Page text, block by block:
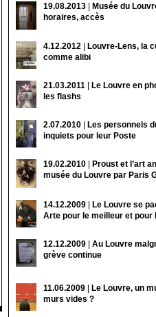
19.08.2013
Musée du
horaires, accès
4.12.2012
Louvre-Lens, la
comme alibi
21.03.2011
Le Louvre en
les flashs
2.07.2010
Les personnels
inquiets pour leur Poste
19.02.2010
Proust et l’art
musée du Louvre par Paris
14.12.2009
Le Louvre se
Arte pour le meilleur et pour
12.12.2009
Au Louvre
grève continue
11.06.2009
Le Louvre, un
murs vides ?